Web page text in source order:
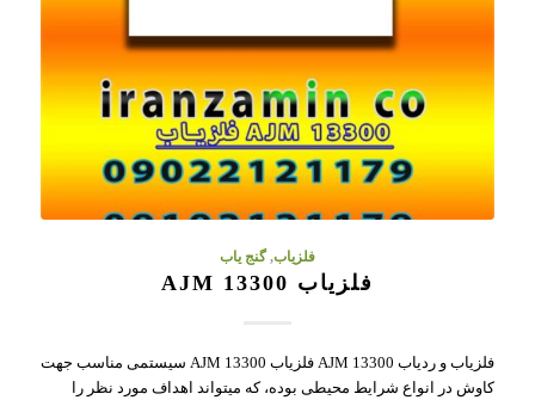
فلزیاب,گنج یاب
فلزیاب AJM 13300
فلزیاب و ردیاب AJM 13300 فلزیاب AJM 13300 سیستمی مناسب جهت
کاوش در انواع شرایط محیطی بوده، که میتواند اهداف مورد نظر را